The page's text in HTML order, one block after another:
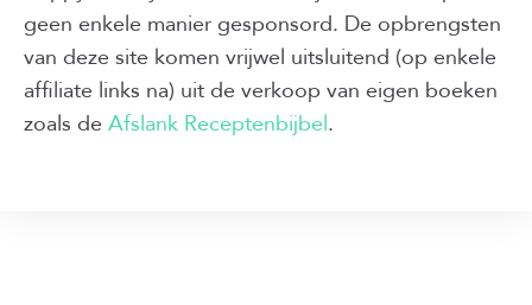
geen enkele manier gesponsord. De opbrengsten
van deze site komen vrijwel uitsluitend (op enkele
affiliate links na) uit de verkoop van eigen boeken
zoals de Afslank Receptenbijbel.